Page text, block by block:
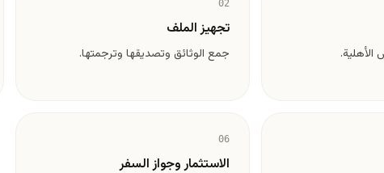
02
تجهيز الملف
جمع الوثائق وتصديقها وترجمتها.
06
الاستثمار وجواز السفر